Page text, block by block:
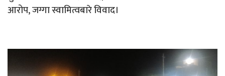
आरोप, जग्गा स्वामित्वबारे विवाद।